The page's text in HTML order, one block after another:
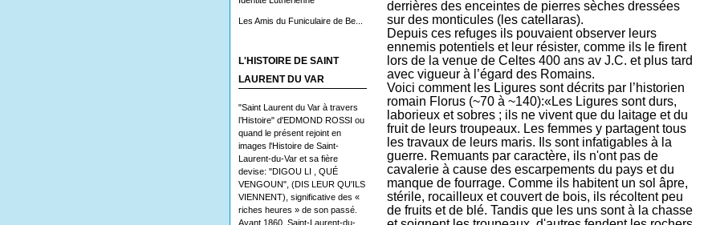
Les Amis du Funiculaire de Be...
L'HISTOIRE DE SAINT
LAURENT DU VAR
"Saint Laurent du Var à travers
l’Histoire" d'EDMOND ROSSI ou
quand le présent rejoint en
images l'Histoire de Saint-
Laurent-du-Var et sa fière
devise: "DIGOU LI , QUÉ
VENGOUN", (DIS LEUR QU'ILS
VIENNENT), significative des «
riches heures » de son passé.
Avant 1860, Saint-Laurent-du-
derrières des enceintes de pierres sèches dressées
sur des monticules (les catellaras).
Depuis ces refuges ils pouvaient observer leurs
ennemis potentiels et leur résister, comme ils le firent
lors de la venue de Celtes 400 ans av J.C. et plus tard
avec vigueur à l’égard des Romains.
Voici comment les Ligures sont décrits par l’historien
romain Florus (~70 à ~140):«Les Ligures sont durs,
laborieux et sobres ; ils ne vivent que du laitage et du
fruit de leurs troupeaux. Les femmes y partagent tous
les travaux de leurs maris. Ils sont infatigables à la
guerre. Remuants par caractère, ils n'ont pas de
cavalerie à cause des escarpements du pays et du
manque de fourrage. Comme ils habitent un sol âpre,
stérile, rocailleux et couvert de bois, ils récoltent peu
de fruits et de blé. Tandis que les uns sont à la chasse